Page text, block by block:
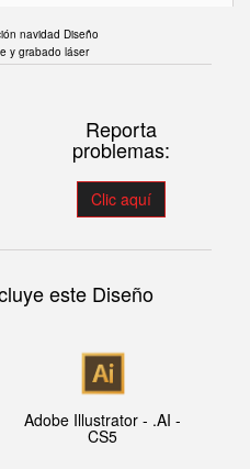
navidad Diseño
y grabado láser
Reporta
problemas:
Clic aquí
este Diseño
Adobe Illustrator - .AI -
CS5